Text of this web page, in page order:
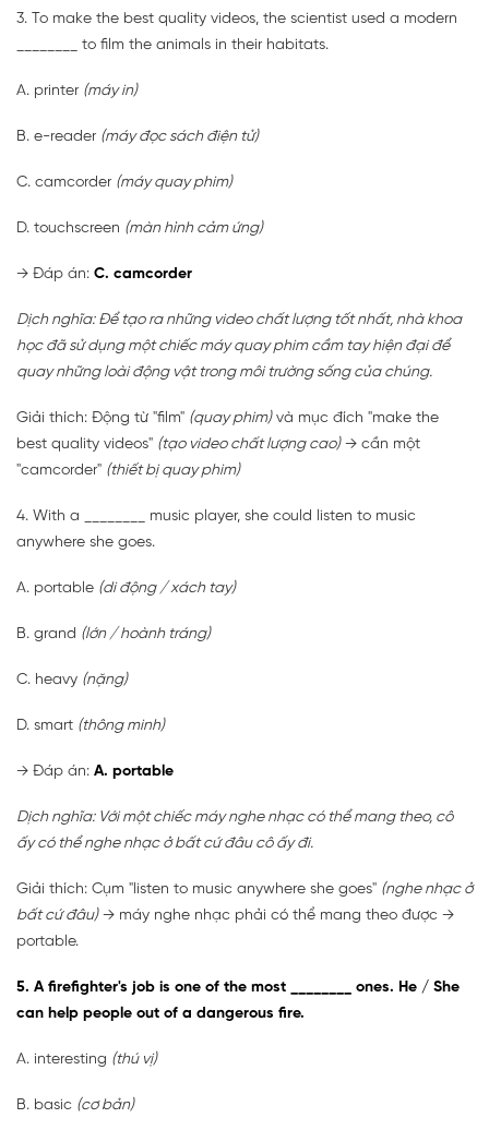
3. To make the best quality videos, the scientist used a modern
________ to film the animals in their habitats.
A. printer (máy in)
B. e-reader (máy đọc sách điện tử)
C. camcorder (máy quay phim)
D. touchscreen (màn hình cảm ứng)
→ Đáp án: C. camcorder
Dịch nghĩa: Để tạo ra những video chất lượng tốt nhất, nhà khoa
học đã sử dụng một chiếc máy quay phim cầm tay hiện đại để
quay những loài động vật trong môi trường sống của chúng.
Giải thích: Động từ "film" (quay phim)và mục đích "make the
best quality videos" (tạo video chất lượng cao)→ cần một
"camcorder" (thiết bị quay phim)
4. With a ________ music player, she could listen to music
anywhere she goes.
A. portable (di động / xách tay)
B. grand (lớn / hoành tráng)
C. heavy (nặng)
D. smart (thông minh)
→ Đáp án: A. portable
Dịch nghĩa: Với một chiếc máy nghe nhạc có thể mang theo, cô
ấy có thể nghe nhạc ở bất cứ đâu cô ấy đi.
Giải thích: Cụm "listen to music anywhere she goes" (nghe nhạc ở
bất cứ đâu)→ máy nghe nhạc phải có thể mang theo được →
portable.
5. A firefighter's job is one of the most ________ ones. He / She
can help people out of a dangerous fire.
A. interesting (thú vị)
B. basic (cơ bản)